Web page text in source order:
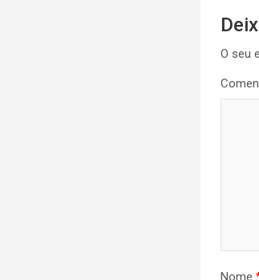
O seu
Nome